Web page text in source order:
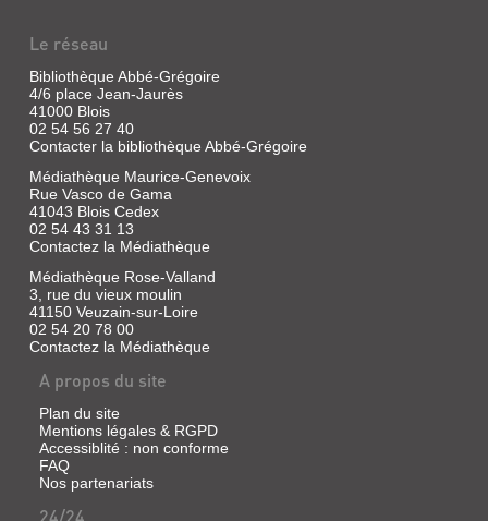
Le réseau
Bibliothèque Abbé-Grégoire
4/6 place Jean-Jaurès
41000 Blois
02 54 56 27 40
Contacter la bibliothèque Abbé-Grégoire
Médiathèque Maurice-Genevoix
Rue Vasco de Gama
41043 Blois Cedex
02 54 43 31 13
Contactez la Médiathèque
Médiathèque Rose-Valland
3, rue du vieux moulin
41150 Veuzain-sur-Loire
02 54 20 78 00
Contactez la Médiathèque
A propos du site
Plan du site
Mentions légales & RGPD
Accessiblité : non conforme
FAQ
Nos partenariats
24/24